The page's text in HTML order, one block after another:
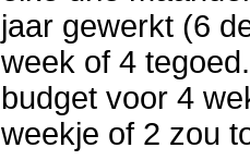
jaar gewerkt (6
week of 4
budget voor 4
weekje of 2 zou